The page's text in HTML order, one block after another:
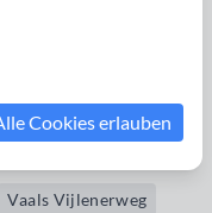
Vaals Vijlenerweg
Cookies erlauben